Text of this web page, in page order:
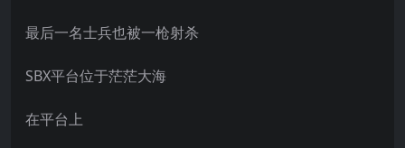
最后一名士兵也被一枪射杀
SBX平台位于茫茫大海
在平台上